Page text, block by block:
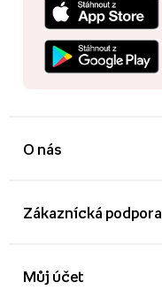
O nás
Zákaznícká podpora
Můj účet